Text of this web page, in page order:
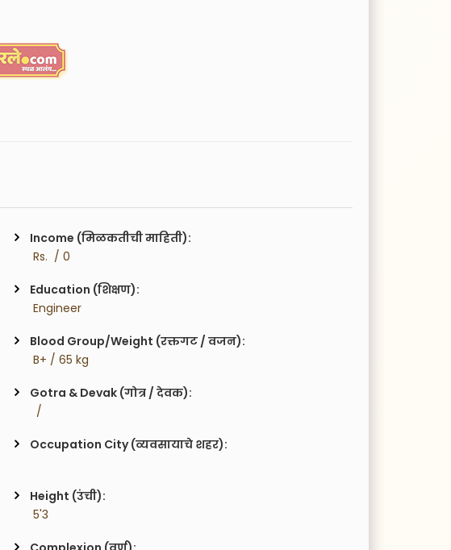
Income (मिळकतीची माहिती):
Rs.  / 0
Education (शिक्षण):
Engineer
Blood Group/Weight (रक्तगट / वजन):
B+ / 65 kg
Gotra & Devak (गोत्र / देवक):
  /
Occupation City (व्यवसायाचे शहर):
Height (उंची):
5'3